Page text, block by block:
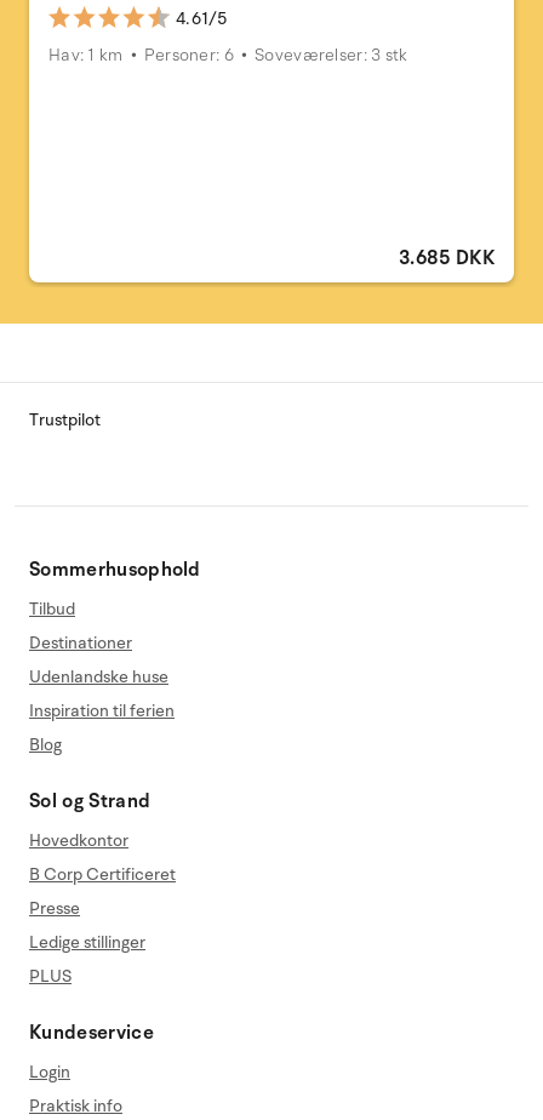
4.61/5
Hav: 1 km
Personer: 6 Soveværelser: 3 stk
3.685 DKK
Trustpilot
Sommerhusophold
Tilbud
Destinationer
Udenlandske huse
Inspiration til ferien
Blog
Sol og Strand
Hovedkontor
B Corp Certificeret
Presse
Ledige stillinger
PLUS
Kundeservice
Login
Praktisk info